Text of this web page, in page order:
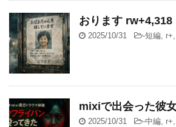
おります rw+4,318
2025/10/31 -短編, r+,
mixiで出会った彼
2025/10/31 -中編, r+,